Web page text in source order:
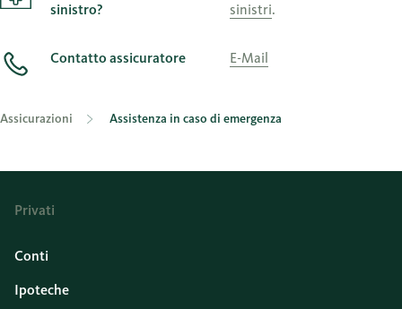
sinistro?
sinistri.
Contatto assicuratore E-Mail
Assicurazioni Assistenza in caso di emergenza
Privati
Conti
Ipoteche